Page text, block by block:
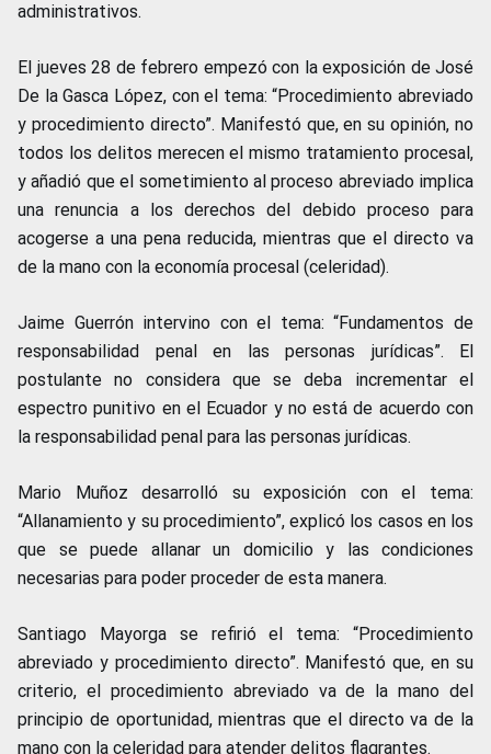
administrativos.
El jueves 28 de febrero empezó con la exposición de José
De la Gasca López, con el tema: “Procedimiento abreviado
y procedimiento directo”. Manifestó que, en su opinión, no
todos los delitos merecen el mismo tratamiento procesal,
y añadió que el sometimiento al proceso abreviado implica
una renuncia a los derechos del debido proceso para
acogerse a una pena reducida, mientras que el directo va
de la mano con la economía procesal (celeridad).
Jaime Guerrón intervino con el tema: “Fundamentos de
responsabilidad penal en las personas jurídicas”. El
postulante no considera que se deba incrementar el
espectro punitivo en el Ecuador y no está de acuerdo con
la responsabilidad penal para las personas jurídicas.
Mario Muñoz desarrolló su exposición con el tema:
“Allanamiento y su procedimiento”, explicó los casos en los
que se puede allanar un domicilio y las condiciones
necesarias para poder proceder de esta manera.
Santiago Mayorga se refirió el tema: “Procedimiento
abreviado y procedimiento directo”. Manifestó que, en su
criterio, el procedimiento abreviado va de la mano del
principio de oportunidad, mientras que el directo va de la
mano con la celeridad para atender delitos flagrantes.